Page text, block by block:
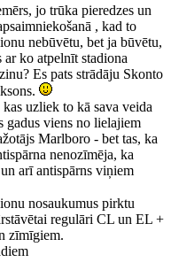
jo trūka pieredzes un
, kad to
nebūvētu, bet ja būvētu,
ko atpelnīt stadiona
Es pats strādāju Skonto
uzliek to kā sava veida
gadus viens no lielajiem
Marlboro - bet tas, ka
nenozīmēja, ka
arī antispārns viņiem
nosaukumus pirktu
regulāri CL un EL +
zīmīgiem.